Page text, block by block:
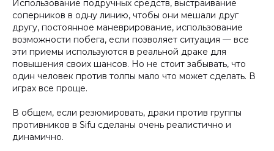
Использование подручных средств, выстраивание
соперников в одну линию, чтобы они мешали друг
другу, постоянное маневрирование, использование
возможности побега, если позволяет ситуация — все
эти приемы используются в реальной драке для
повышения своих шансов. Но не стоит забывать, что
один человек против толпы мало что может сделать. В
играх все проще.
В общем, если резюмировать, драки против группы
противников в Sifu сделаны очень реалистично и
динамично.